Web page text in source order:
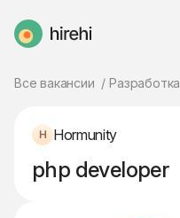
HireHi
Все вакансии Разработка
Hormunity
php developer